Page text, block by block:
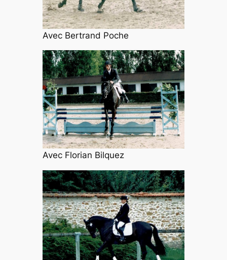
Avec Bertrand Poche
Avec Florian Bilquez